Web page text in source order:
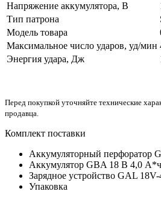
Напряжение аккумулятора, В
Тип патрона
Модель товара
Максимальное число ударов, уд/мин
Энергия удара, Дж
Перед покупкой уточняйте технические
продавца.
Комплект поставки
Аккумуляторный перфоратор
Аккумулятор GBA 18 В 4,0 А*ч
Зарядное устройство GAL 18V-
Упаковка